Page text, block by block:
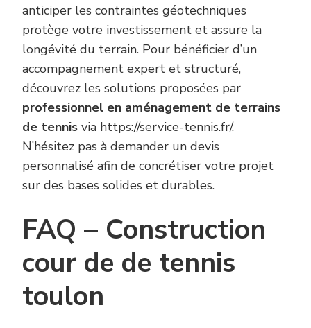
anticiper les contraintes géotechniques
protège votre investissement et assure la
longévité du terrain. Pour bénéficier d’un
accompagnement expert et structuré,
découvrez les solutions proposées par
professionnel en aménagement de terrains
de tennis via https://service-tennis.fr/.
N’hésitez pas à demander un devis
personnalisé afin de concrétiser votre projet
sur des bases solides et durables.
FAQ – Construction
cour de de tennis
toulon